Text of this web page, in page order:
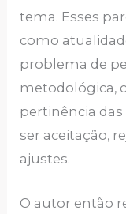
tema. Esses
como
problema de
metodológica,
pertinência
ser aceitação,
ajustes.
O autor então